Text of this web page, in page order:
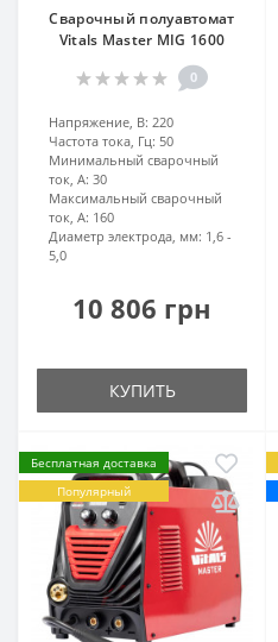
Сварочный полуавтомат
Vitals Master MIG 1600
0
Напряжение, В: 220
Частота тока, Гц: 50
Минимальный сварочный
ток, А: 30
Максимальный сварочный
ток, А: 160
Диаметр электрода, мм: 1,6 -
5,0
10 806 грн
КУПИТЬ
Бесплатная доставка
Популярный